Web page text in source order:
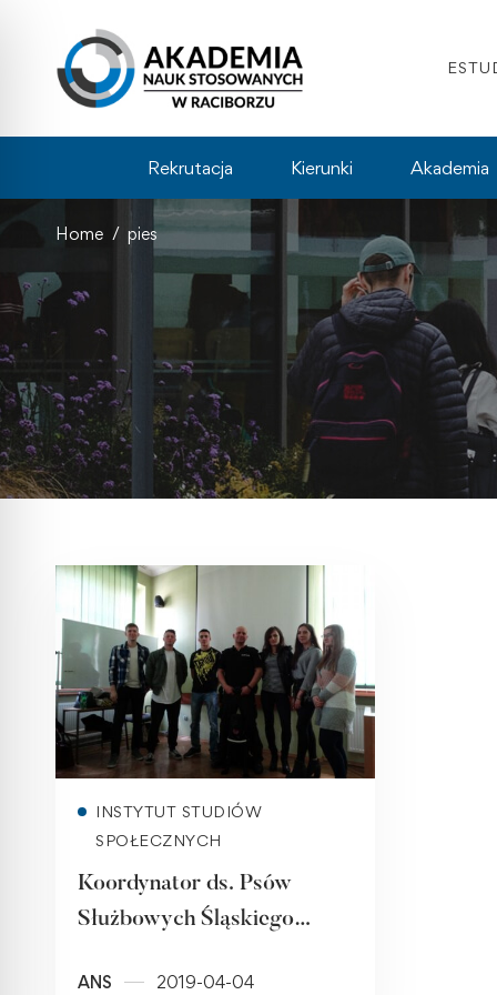
Rekrutacja Kierunki Akademia
Home pies
Read more
INSTYTUT STUDIÓW
SPOŁECZNYCH
Koordynator ds. Psów
Służbowych Śląskiego
w Katowicach w PWSZ w
ANS 2019-04-04